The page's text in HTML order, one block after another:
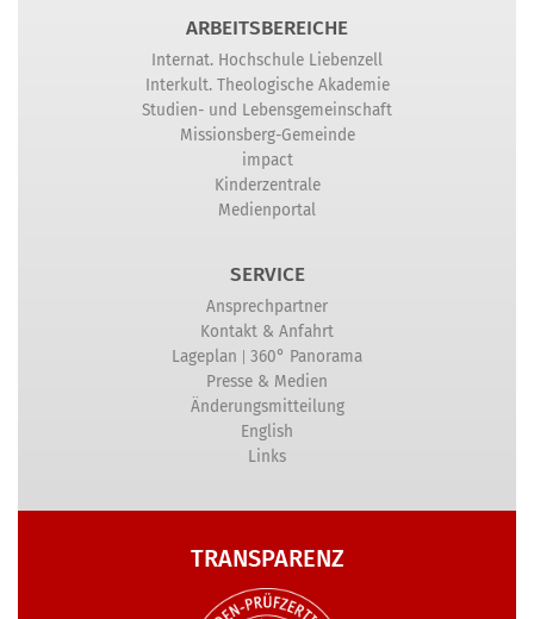
ARBEITSBEREICHE
Internat. Hochschule Liebenzell
Interkult. Theologische Akademie
Studien- und Lebensgemeinschaft
Missionsberg-Gemeinde
impact
Kinderzentrale
Medienportal
SERVICE
Ansprechpartner
Kontakt & Anfahrt
Lageplan | 360° Panorama
Presse & Medien
Änderungsmitteilung
English
Links
TRANSPARENZ